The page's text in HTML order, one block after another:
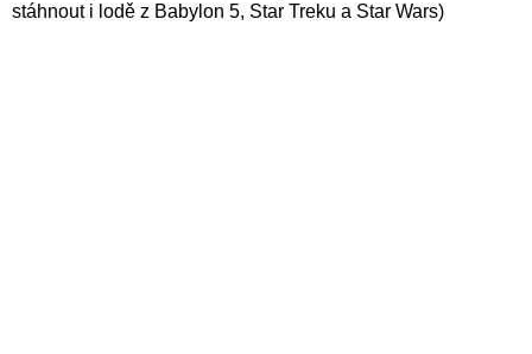
stáhnout i lodě z Babylon 5, Star Treku a Star Wars)